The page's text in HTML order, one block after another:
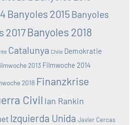
Banyoles 2015 Banyoles
2017 Banyoles 2018
Catalunya Chile Demokratie
2013 Filmwoche 2014
2018 Finanzkrise
Civil Ian Rankin
Izquierda Unida Javier Cercas